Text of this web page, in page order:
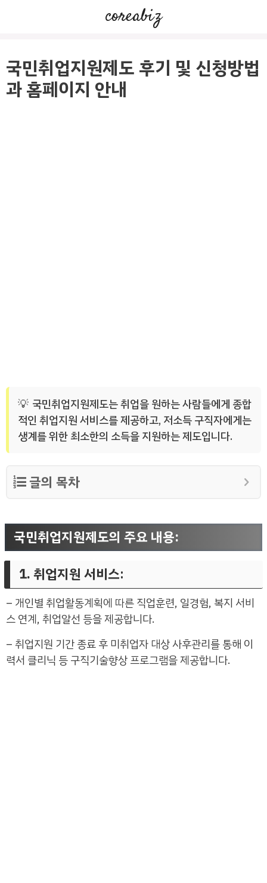
너
coreabiz
국민취업지원제도 후기 및 신청방법
과 홈페이지 안내
국민취업지원제도는 취업을 원하는 사람들에게 종합
적인 취업지원 서비스를 제공하고, 저소득 구직자에게는
생계를 위한 최소한의 소득을 지원하는 제도입니다.
글의 목차
국민취업지원제도의 주요 내용:
1. 취업지원 서비스:
– 개인별 취업활동계획에 따른 직업훈련, 일경험, 복지 서비
스 연계, 취업알선 등을 제공합니다.
– 취업지원 기간 종료 후 미취업자 대상 사후관리를 통해 이
력서 클리닉 등 구직기술향상 프로그램을 제공합니다.